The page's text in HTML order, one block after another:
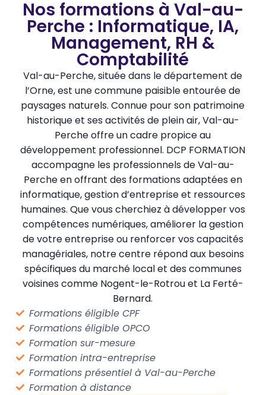
Nos formations à Val-au-
Perche : Informatique, IA,
Management, RH &
Comptabilité
Val-au-Perche, située dans le département de
l’Orne, est une commune paisible entourée de
paysages naturels. Connue pour son patrimoine
historique et ses activités de plein air, Val-au-
Perche offre un cadre propice au
développement professionnel. DCP FORMATION
accompagne les professionnels de Val-au-
Perche en offrant des formations adaptées en
informatique, gestion d’entreprise et ressources
humaines. Que vous cherchiez à développer vos
compétences numériques, améliorer la gestion
de votre entreprise ou renforcer vos capacités
managériales, notre centre répond aux besoins
spécifiques du marché local et des communes
voisines comme Nogent-le-Rotrou et La Ferté-
Bernard.
Formations éligible CPF
Formations éligible OPCO
Formation sur-mesure
Formation intra-entreprise
Formations présentiel à Val-au-Perche
Formation à distance